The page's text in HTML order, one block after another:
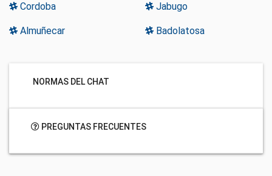
Cordoba Jabugo
Almuñecar Badolatosa
NORMAS DEL CHAT
PREGUNTAS FRECUENTES